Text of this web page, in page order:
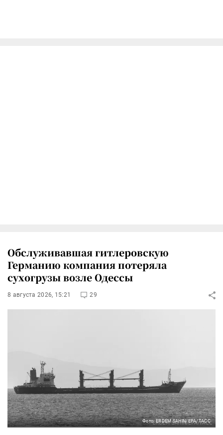
Обслуживавшая гитлеровскую
Германию компания потеряла
сухогрузы возле Одессы
8 августа 2026, 15:21 29
Фото: ERDEM SAHIN/EPA/ТАСС